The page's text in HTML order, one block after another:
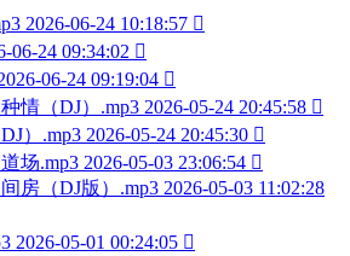
2026-06-24 10:18:57 
06-24 09:34:02 
06-24 09:19:04 
情（DJ）.mp3 2026-05-24 20:45:58 
）.mp3 2026-05-24 20:45:30 
场.mp3 2026-05-03 23:06:54 
房（DJ版）.mp3 2026-05-03 11:02:28
2026-05-01 00:24:05 